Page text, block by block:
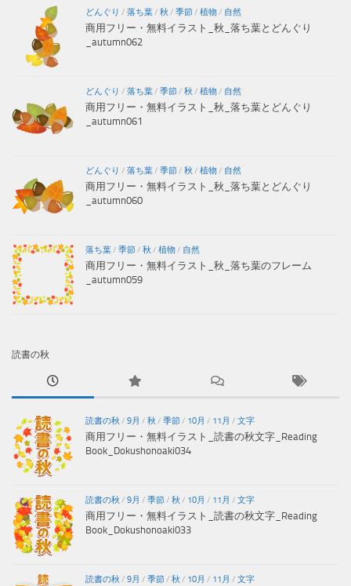
どんぐり / 落ち葉/ 秋 / 季節/ 植物/ 自然
商用フリー・無料イラスト_秋_落ち葉とどんぐり
_autumn062
どんぐり / 落ち葉/ 季節/ 秋 / 植物/ 自然
商用フリー・無料イラスト_秋_落ち葉とどんぐり
_autumn061
どんぐり / 落ち葉/ 季節/ 秋 / 植物/ 自然
商用フリー・無料イラスト_秋_落ち葉とどんぐり
_autumn060
落ち葉/ 季節/ 秋 / 植物/ 自然
商用フリー・無料イラスト_秋_落ち葉のフレーム
_autumn059
読書の秋
読書の秋 / 9月 / 秋 / 季節/ 10月 / 11月 / 文字
商用フリー・無料イラスト_読書の秋文字_Reading
Book_Dokushonoaki034
読書の秋 / 9月 / 季節/ 秋 / 10月 / 11月 / 文字
商用フリー・無料イラスト_読書の秋文字_Reading
Book_Dokushonoaki033
読書の秋 / 9月 / 季節/ 秋 / 10月 / 11月 / 文字